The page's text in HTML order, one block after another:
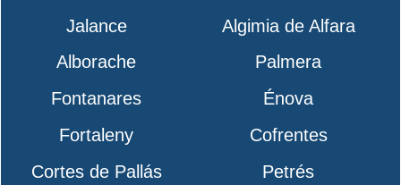
Jalance
Algimia de Alfara
Alborache
Palmera
Fontanares
Énova
Fortaleny
Cofrentes
Cortes de Pallás
Petrés